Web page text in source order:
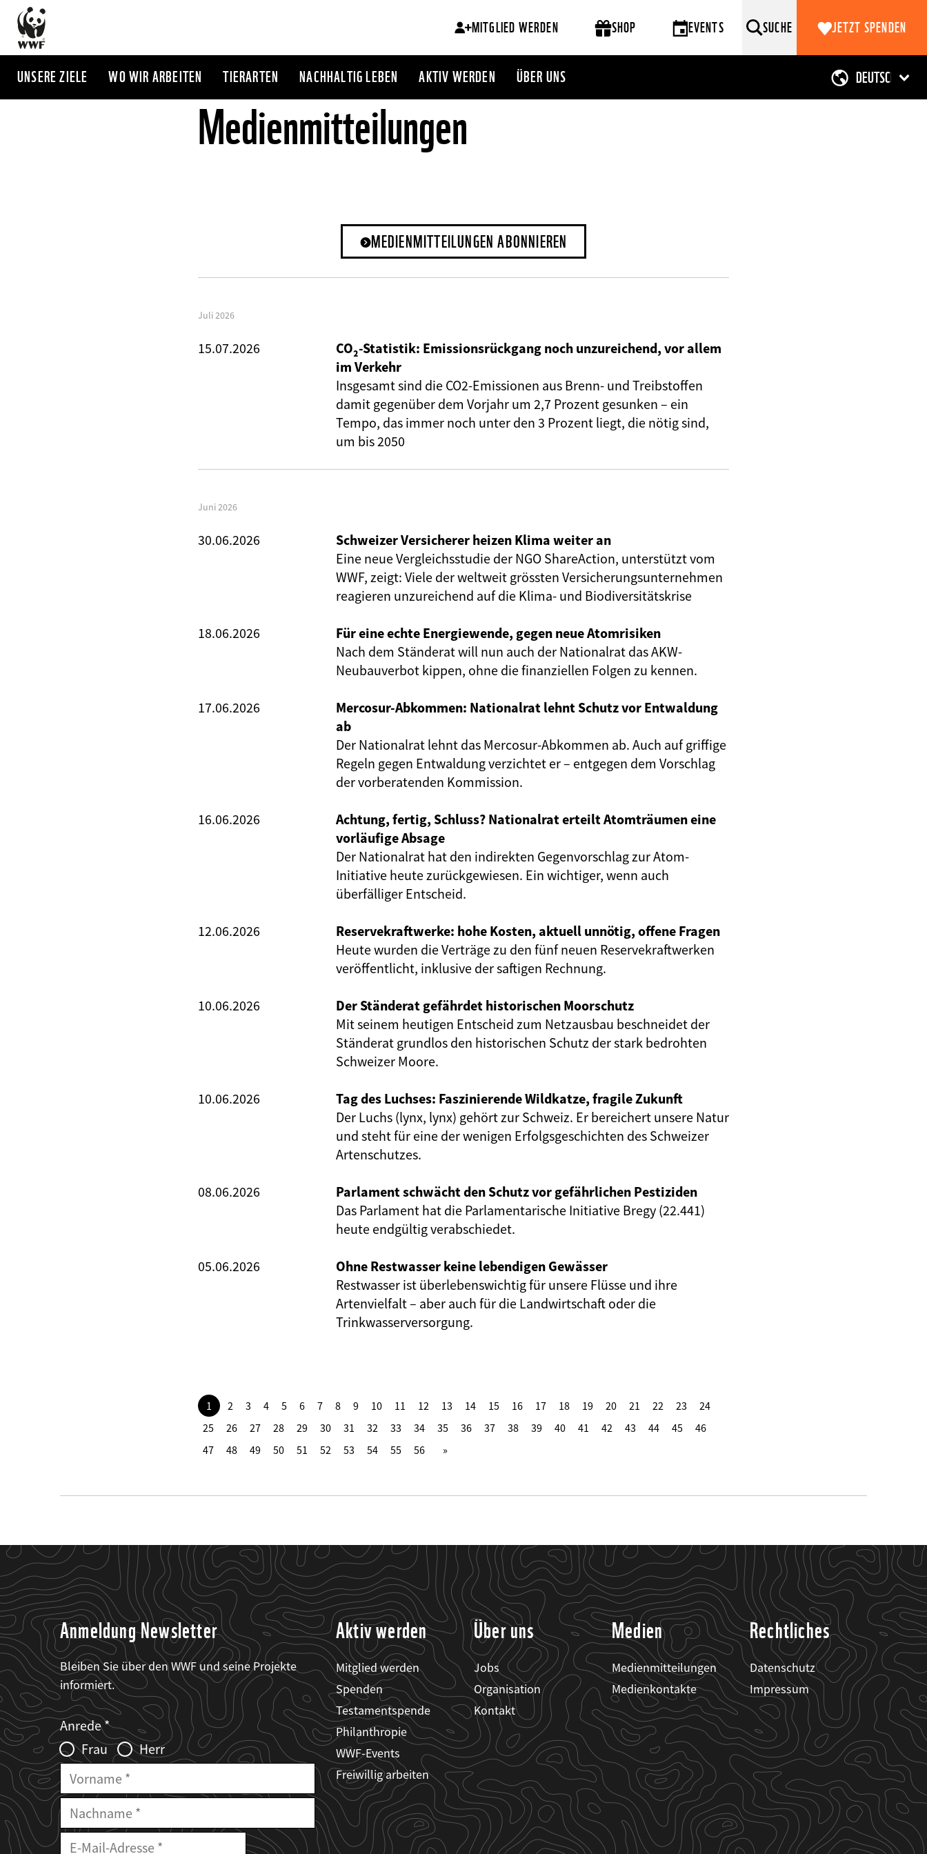
Direkt
zum
Inhalt
MITGLIED WERDEN SHOP EVENTS SUCHE JETZT SPENDEN
UNSERE ZIELE WO WIR ARBEITEN TIERARTEN NACHHALTIG LEBEN AKTIV WERDEN ÜBER UNS
Medienmitteilungen
MEDIENMITTEILUNGEN ABONNIEREN
Juli 2026
15.07.2026
CO₂-Statistik: Emissionsrückgang noch unzureichend, vor allem
im Verkehr
Insgesamt sind die CO2-Emissionen aus Brenn- und Treibstoffen
damit gegenüber dem Vorjahr um 2,7 Prozent gesunken – ein
Tempo, das immer noch unter den 3 Prozent liegt, die nötig sind,
um bis 2050
Juni 2026
30.06.2026
Schweizer Versicherer heizen Klima weiter an
Eine neue Vergleichsstudie der NGO ShareAction, unterstützt vom
WWF, zeigt: Viele der weltweit grössten Versicherungsunternehmen
reagieren unzureichend auf die Klima- und Biodiversitätskrise
18.06.2026
Für eine echte Energiewende, gegen neue Atomrisiken
Nach dem Ständerat will nun auch der Nationalrat das AKW-
Neubauverbot kippen, ohne die finanziellen Folgen zu kennen.
17.06.2026
Mercosur-Abkommen: Nationalrat lehnt Schutz vor Entwaldung
ab
Der Nationalrat lehnt das Mercosur-Abkommen ab. Auch auf griffige
Regeln gegen Entwaldung verzichtet er – entgegen dem Vorschlag
der vorberatenden Kommission.
16.06.2026
Achtung, fertig, Schluss? Nationalrat erteilt Atomträumen eine
vorläufige Absage
Der Nationalrat hat den indirekten Gegenvorschlag zur Atom-
Initiative heute zurückgewiesen. Ein wichtiger, wenn auch
überfälliger Entscheid.
12.06.2026
Reservekraftwerke: hohe Kosten, aktuell unnötig, offene Fragen
Heute wurden die Verträge zu den fünf neuen Reservekraftwerken
veröffentlicht, inklusive der saftigen Rechnung.
10.06.2026
Der Ständerat gefährdet historischen Moorschutz
Mit seinem heutigen Entscheid zum Netzausbau beschneidet der
Ständerat grundlos den historischen Schutz der stark bedrohten
Schweizer Moore.
10.06.2026
Tag des Luchses: Faszinierende Wildkatze, fragile Zukunft
Der Luchs (lynx, lynx) gehört zur Schweiz. Er bereichert unsere Natur
und steht für eine der wenigen Erfolgsgeschichten des Schweizer
Artenschutzes.
08.06.2026
Parlament schwächt den Schutz vor gefährlichen Pestiziden
Das Parlament hat die Parlamentarische Initiative Bregy (22.441)
heute endgültig verabschiedet.
05.06.2026
Ohne Restwasser keine lebendigen Gewässer
Restwasser ist überlebenswichtig für unsere Flüsse und ihre
Artenvielfalt – aber auch für die Landwirtschaft oder die
Trinkwasserversorgung.
1 2 3 4 5 6 7 8 9 10 11 12 13 14 15 16 17 18 19 20 21 22 23
24
25
26 27 28 29 30 31 32 33 34 35 36 37 38 39 40 41 42 43 44 45
46
47
48 49 50 51 52 53 54 55 56
Anmeldung Newsletter
Bleiben Sie über den WWF und seine Projekte
informiert.
Web2Case
Infofelder
Fieldset
anrede_name
Anrede
Frau
Herr
Vorname
Nachname
E-
Mailadresse
Aktiv werden
Mitglied werden
Spenden
Testamentspende
Philanthropie
WWF-Events
Freiwillig arbeiten
Über uns
Jobs
Organisation
Kontakt
Medien
Medienmitteilungen
Medienkontakte
Rechtliches
Datenschutz
Impressum